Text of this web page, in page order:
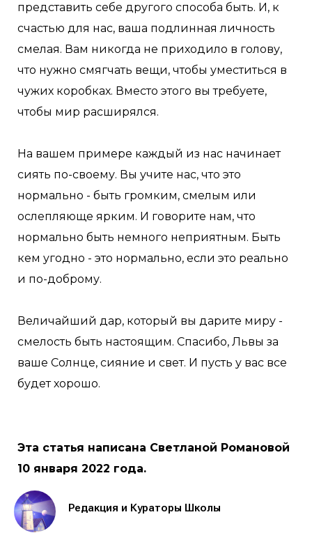
представить себе другого способа быть. И, к
счастью для нас, ваша подлинная личность
смелая. Вам никогда не приходило в голову,
что нужно смягчать вещи, чтобы уместиться в
чужих коробках. Вместо этого вы требуете,
чтобы мир расширялся.
На вашем примере каждый из нас начинает
сиять по-своему. Вы учите нас, что это
нормально - быть громким, смелым или
ослепляюще ярким. И говорите нам, что
нормально быть немного неприятным. Быть
кем угодно - это нормально, если это реально
и по-доброму.
Величайший дар, который вы дарите миру -
смелость быть настоящим. Спасибо, Львы за
ваше Солнце, сияние и свет. И пусть у вас все
будет хорошо.
Эта статья написана Светланой Романовой
10 января 2022 года.
Редакция и Кураторы Школы